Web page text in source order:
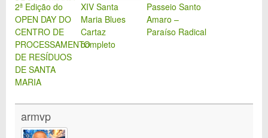
2ª Edição do
OPEN DAY DO
CENTRO DE
PROCESSAMENTO
DE RESÍDUOS
DE SANTA
MARIA
XIV Santa
Maria Blues
Cartaz
completo
Passeio Santo
Amaro –
Paraíso Radical
armvp